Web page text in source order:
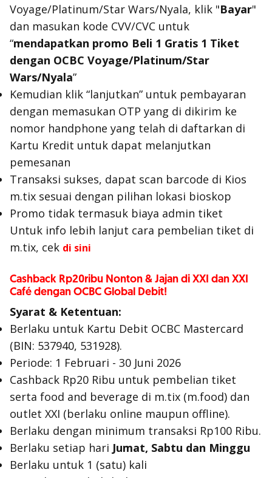
Voyage/Platinum/Star Wars/Nyala, klik "Bayar"
dan masukan kode CVV/CVC untuk
“mendapatkan promo Beli 1 Gratis 1 Tiket
dengan OCBC Voyage/Platinum/Star
Wars/Nyala”
Kemudian klik “lanjutkan” untuk pembayaran
dengan memasukan OTP yang di dikirim ke
nomor handphone yang telah di daftarkan di
Kartu Kredit untuk dapat melanjutkan
pemesanan
Transaksi sukses, dapat scan barcode di Kios
m.tix sesuai dengan pilihan lokasi bioskop
Promo tidak termasuk biaya admin tiket
Untuk info lebih lanjut cara pembelian tiket di
m.tix, cek di sini
Cashback Rp20ribu Nonton & Jajan di XXI dan XXI
Café dengan OCBC Global Debit!
Syarat & Ketentuan:
Berlaku untuk Kartu Debit OCBC Mastercard
(BIN: 537940, 531928).
Periode: 1 Februari - 30 Juni 2026
Cashback Rp20 Ribu untuk pembelian tiket
serta food and beverage di m.tix (m.food) dan
outlet XXI (berlaku online maupun offline).
Berlaku dengan minimum transaksi Rp100 Ribu.
Berlaku setiap hari Jumat, Sabtu dan Minggu
Berlaku untuk 1 (satu) kali